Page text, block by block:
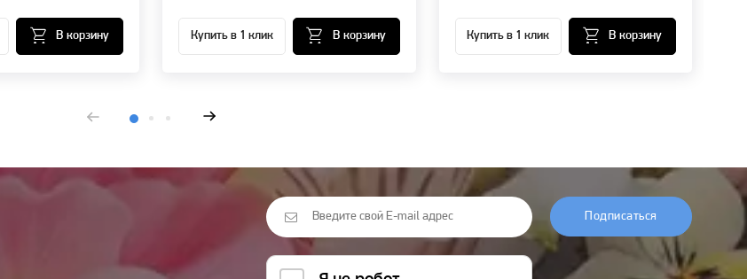
В корзину Купить в 1 клик В корзину Купить в 1 клик В корзину
Подписаться